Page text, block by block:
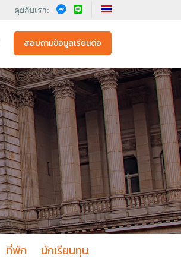
คุยกับเรา:
สอบถามข้อมูลเรียนต่อ
ที่พัก
นักเรียนทุน